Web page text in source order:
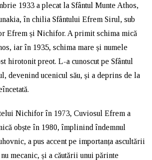
1933 a plecat la Sfântul Munte Athos,
în chilia Sfântului Efrem Sirul, sub
Efrem și Nichifor. A primit schima mică
iar în 1935, schima mare și numele
hirotonit preot. L-a cunoscut pe Sfântul
devenind ucenicul său, și a deprins de la
Nichifor în 1973, Cuviosul Efrem a
obște în 1980, împlinind îndemnul
a pus accent pe importanța ascultării
mecanic, și a căutării unui părinte